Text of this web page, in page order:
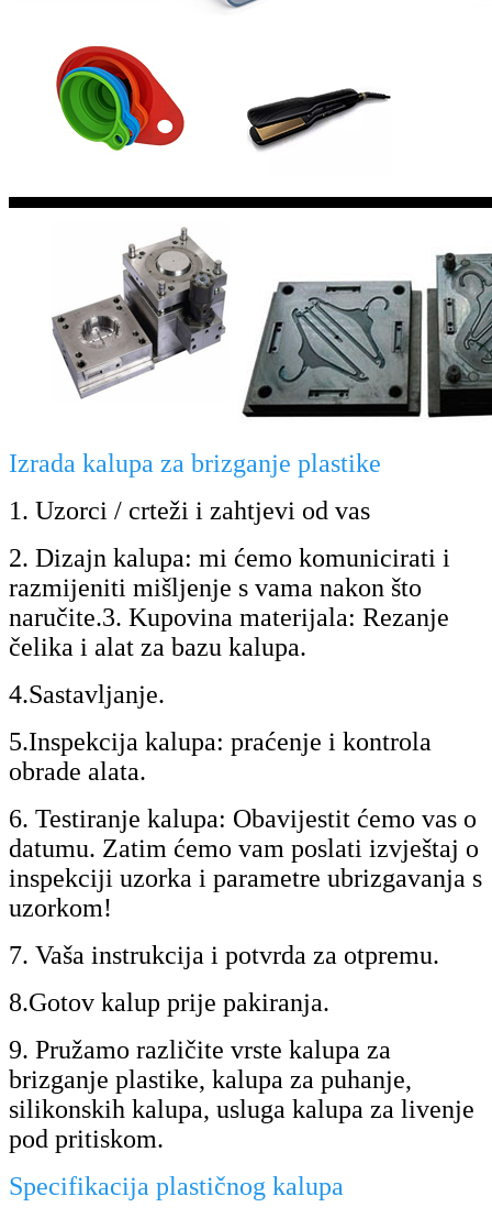
Izrada kalupa za brizganje plastike
1. Uzorci / crteži i zahtjevi od vas
2. Dizajn kalupa: mi ćemo komunicirati i
razmijeniti mišljenje s vama nakon što
naručite.3. Kupovina materijala: Rezanje
čelika i alat za bazu kalupa.
4.Sastavljanje.
5.Inspekcija kalupa: praćenje i kontrola
obrade alata.
6. Testiranje kalupa: Obavijestit ćemo vas o
datumu. Zatim ćemo vam poslati izvještaj o
inspekciji uzorka i parametre ubrizgavanja s
uzorkom!
7. Vaša instrukcija i potvrda za otpremu.
8.Gotov kalup prije pakiranja.
9. Pružamo različite vrste kalupa za
brizganje plastike, kalupa za puhanje,
silikonskih kalupa, usluga kalupa za livenje
pod pritiskom.
Specifikacija plastičnog kalupa